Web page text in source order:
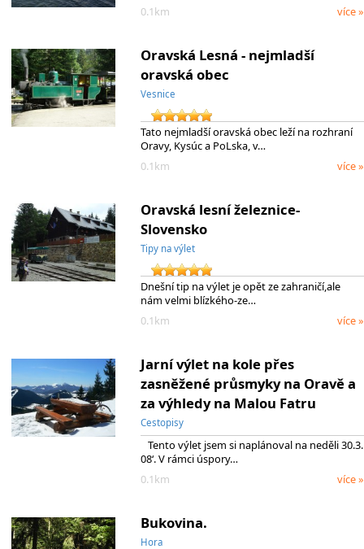
0.1km
více »
Oravská Lesná - nejmladší
oravská obec
Vesnice
Tato nejmladší oravská obec leží na rozhraní
Oravy, Kysúc a PoLska, v…
0.1km
více »
Oravská lesní železnice-
Slovensko
Tipy na výlet
Dnešní tip na výlet je opět ze zahraničí,ale
nám velmi blízkého-ze…
0.1km
více »
Jarní výlet na kole přes
zasněžené průsmyky na Oravě a
za výhledy na Malou Fatru
Cestopisy
Tento výlet jsem si naplánoval na neděli 30.3.
08‘. V rámci úspory…
0.1km
více »
Bukovina.
Hora